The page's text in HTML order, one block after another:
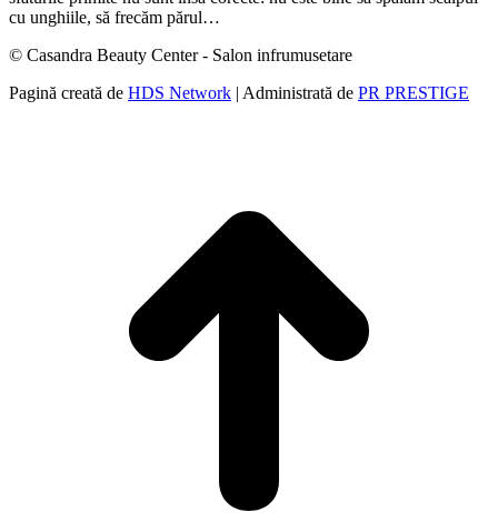
cu unghiile, să frecăm părul…
© Casandra Beauty Center - Salon infrumusetare
Pagină creată de HDS Network | Administrată de PR PRESTIGE